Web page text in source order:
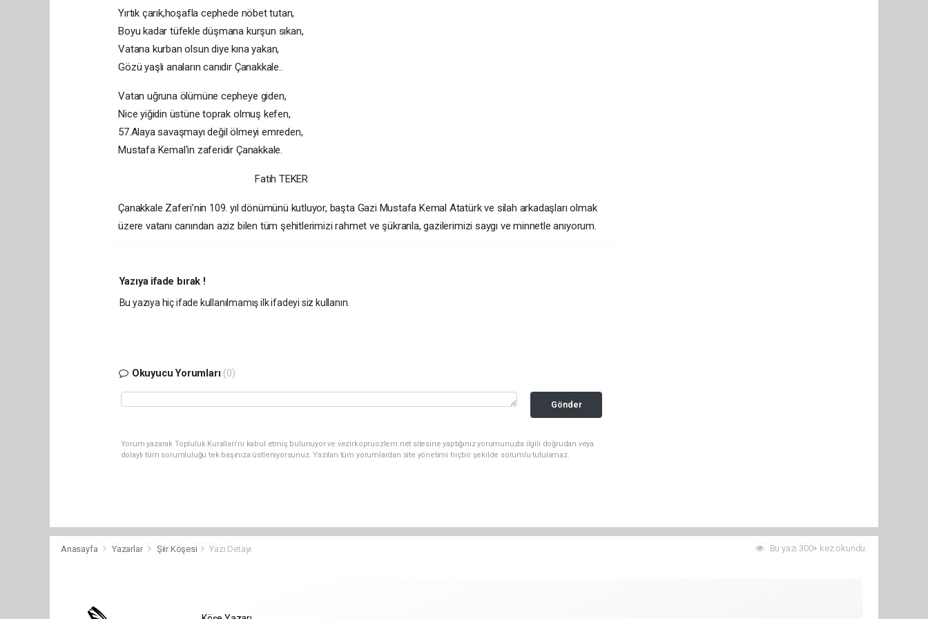
Yırtık çarık,hoşafla cephede nöbet tutan,
Boyu kadar tüfekle düşmana kurşun sıkan,
Vatana kurban olsun diye kına yakan,
Gözü yaşlı anaların canıdır Çanakkale..
Vatan uğruna ölümüne cepheye giden,
Nice yiğidin üstüne toprak olmuş kefen,
57.Alaya savaşmayı değil ölmeyi emreden,
Mustafa Kemal'in zaferidir Çanakkale.
Fatih TEKER
Çanakkale Zaferi’nin 109. yıl dönümünü kutluyor, başta Gazi Mustafa Kemal Atatürk ve silah arkadaşları olmak
üzere vatanı canından aziz bilen tüm şehitlerimizi rahmet ve şükranla, gazilerimizi saygı ve minnetle anıyorum.
Yazıya ifade bırak !
Bu yazıya hiç ifade kullanılmamış ilk ifadeyi siz kullanın.
Okuyucu Yorumları (0)
Gönder
Yorum yazarak Topluluk Kuralları’nı kabul etmiş bulunuyor ve vezirkopruozlem.net sitesine yaptığınız yorumunuzla ilgili doğrudan veya
dolaylı tüm sorumluluğu tek başınıza üstleniyorsunuz. Yazılan tüm yorumlardan site yönetimi hiçbir şekilde sorumlu tutulamaz.
Anasayfa Yazarlar Şiir Köşesi Yazı Detayı Bu yazı 300+ kez okundu.